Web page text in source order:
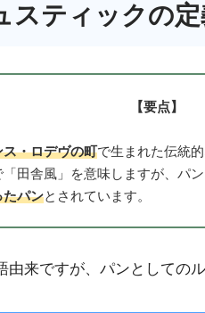
スティックの
【要点】
ス・ロデヴの町で生まれた伝統
田舎風」を意味しますが、パ
たパンとされています。
来ですが、パンとしての